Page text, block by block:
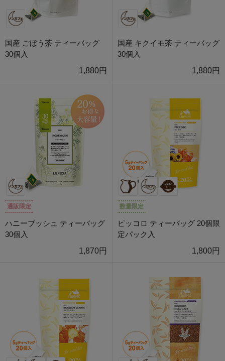
国産 ごぼう茶 ティーバッグ
30個入
1,880円
国産 キクイモ茶 ティーバッグ
30個入
1,880円
通販限定
ハニーブッシュ ティーバッグ
30個入
1,870円
数量限定
ピッコロ ティーバッグ 20個限
定パック入
1,800円